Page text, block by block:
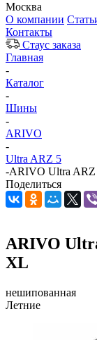
Москва
О компании
Контакты
Стаус заказа
Главная
-
Каталог
-
Шины
-
ARIVO
-
Ultra ARZ 5
-ARIVO Ultra ARZ
Поделиться
ARIVO
XL
нешипованная
Летние